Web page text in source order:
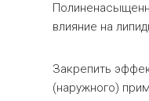
влияние на
Закрепить
(наружного)